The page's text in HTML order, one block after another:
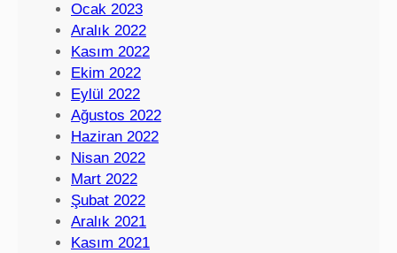
Ocak 2023
Aralık 2022
Kasım 2022
Ekim 2022
Eylül 2022
Ağustos 2022
Haziran 2022
Nisan 2022
Mart 2022
Şubat 2022
Aralık 2021
Kasım 2021